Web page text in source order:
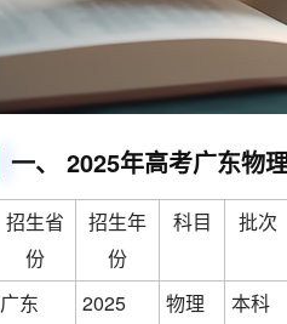
一、 2025年高考广东物
招生省
份
招生年
份
科目 批次
广东 2025
物理
本科